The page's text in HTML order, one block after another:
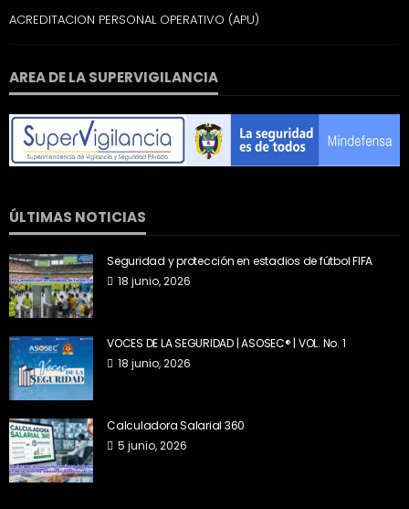
ACREDITACION PERSONAL OPERATIVO (APU)
AREA DE LA SUPERVIGILANCIA
ÚLTIMAS NOTICIAS
Seguridad y protección en estadios de fútbol FIFA
18 junio, 2026
VOCES DE LA SEGURIDAD | ASOSEC® | VOL. No. 1
18 junio, 2026
Calculadora Salarial 360
5 junio, 2026